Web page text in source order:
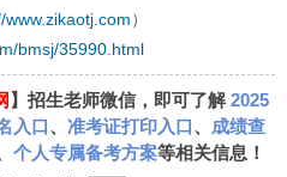
www.zikaotj.com ）
bmsj/35990.html
】招生老师微信，即可了解2025
入口、 准考证打印入口、 成绩查
个人专属备考方案等相关信息！